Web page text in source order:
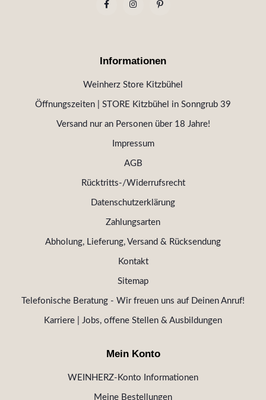
Informationen
Weinherz Store Kitzbühel
Öffnungszeiten | STORE Kitzbühel in Sonngrub 39
Versand nur an Personen über 18 Jahre!
Impressum
AGB
Rücktritts-/Widerrufsrecht
Datenschutzerklärung
Zahlungsarten
Abholung, Lieferung, Versand & Rücksendung
Kontakt
Sitemap
Telefonische Beratung - Wir freuen uns auf Deinen Anruf!
Karriere | Jobs, offene Stellen & Ausbildungen
Mein Konto
WEINHERZ-Konto Informationen
Meine Bestellungen